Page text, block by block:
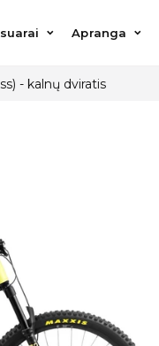
Apranga
- kalnų dviratis